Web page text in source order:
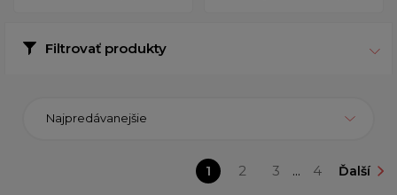
Filtrovať produkty
Najpredávanejšie
1 2 3 ... 4 Ďalší